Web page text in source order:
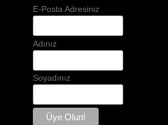
E-Posta Adresiniz
Adınız
Soyadınız